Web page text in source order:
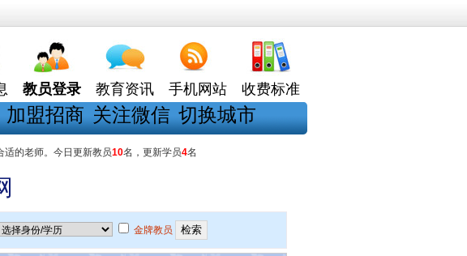
教员登录 教育资讯 手机网站 收费标准
加盟招商 关注微信 切换城市
适的老师。今日更新教员10名，更新学员4名
金牌教员